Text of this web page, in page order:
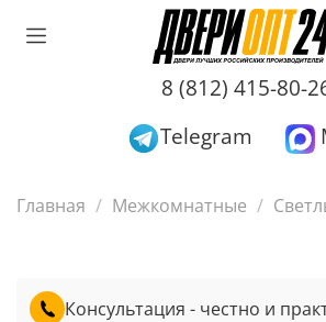
8 (812) 415-80-
Telegram
Главная Межкомнатные
Консультация - честно и